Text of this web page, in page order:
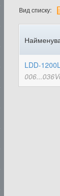
Вид списку:
LDD-